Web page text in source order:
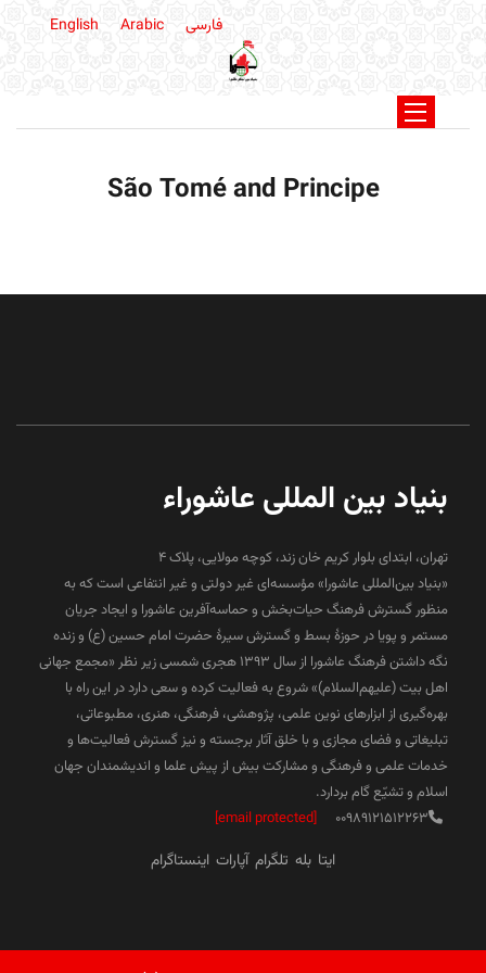
فارسی English Arabic
São Tomé and Principe
بنیاد بین المللی عاشوراء
تهران، ابتدای بلوار کریم خان زند، کوچه مولایی، پلاک 4
«بنیاد بین‌المللی عاشورا» مؤسسه‌ای غیر دولتی و غیر انتفاعی است که به
منظور گسترش فرهنگ حیات‌بخش و حماسه‌آفرین عاشورا و ایجاد جریان
مستمر و پویا در حوزۀ بسط و گسترش سیرۀ حضرت امام حسین (ع) و زنده
نگه داشتن فرهنگ عاشورا از سال ۱۳۹۳ هجری شمسی زیر نظر «مجمع جهانی
اهل بیت (علیهم‌السلام)» شروع به فعالیت کرده و سعی دارد در این راه با
بهره‌گیری از ابزارهای نوین علمی، پژوهشی، فرهنگی، هنری، مطبوعاتی،
تبلیغاتی و فضای مجازی و با خلق آثار برجسته و نیز گسترش فعالیت‌ها و
خدمات علمی و فرهنگی و مشارکت بیش از پیش علما و اندیشمندان جهان
اسلام و تشیّع گام بردارد.
00989121512263
[email protected]
ایتا بله تلگرام آپارات اینستاگرام